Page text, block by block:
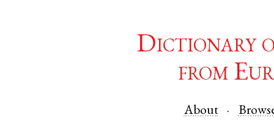
Dictionary
from
About